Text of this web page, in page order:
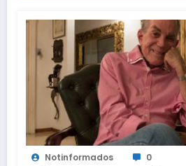
Notinformados 0